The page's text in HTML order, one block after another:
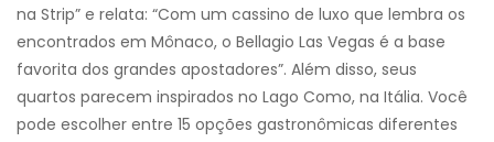
na Strip” e relata: “Com um cassino de luxo que lembra os
encontrados em Mônaco, o Bellagio Las Vegas é a base
favorita dos grandes apostadores”. Além disso, seus
quartos parecem inspirados no Lago Como, na Itália. Você
pode escolher entre 15 opções gastronômicas diferentes